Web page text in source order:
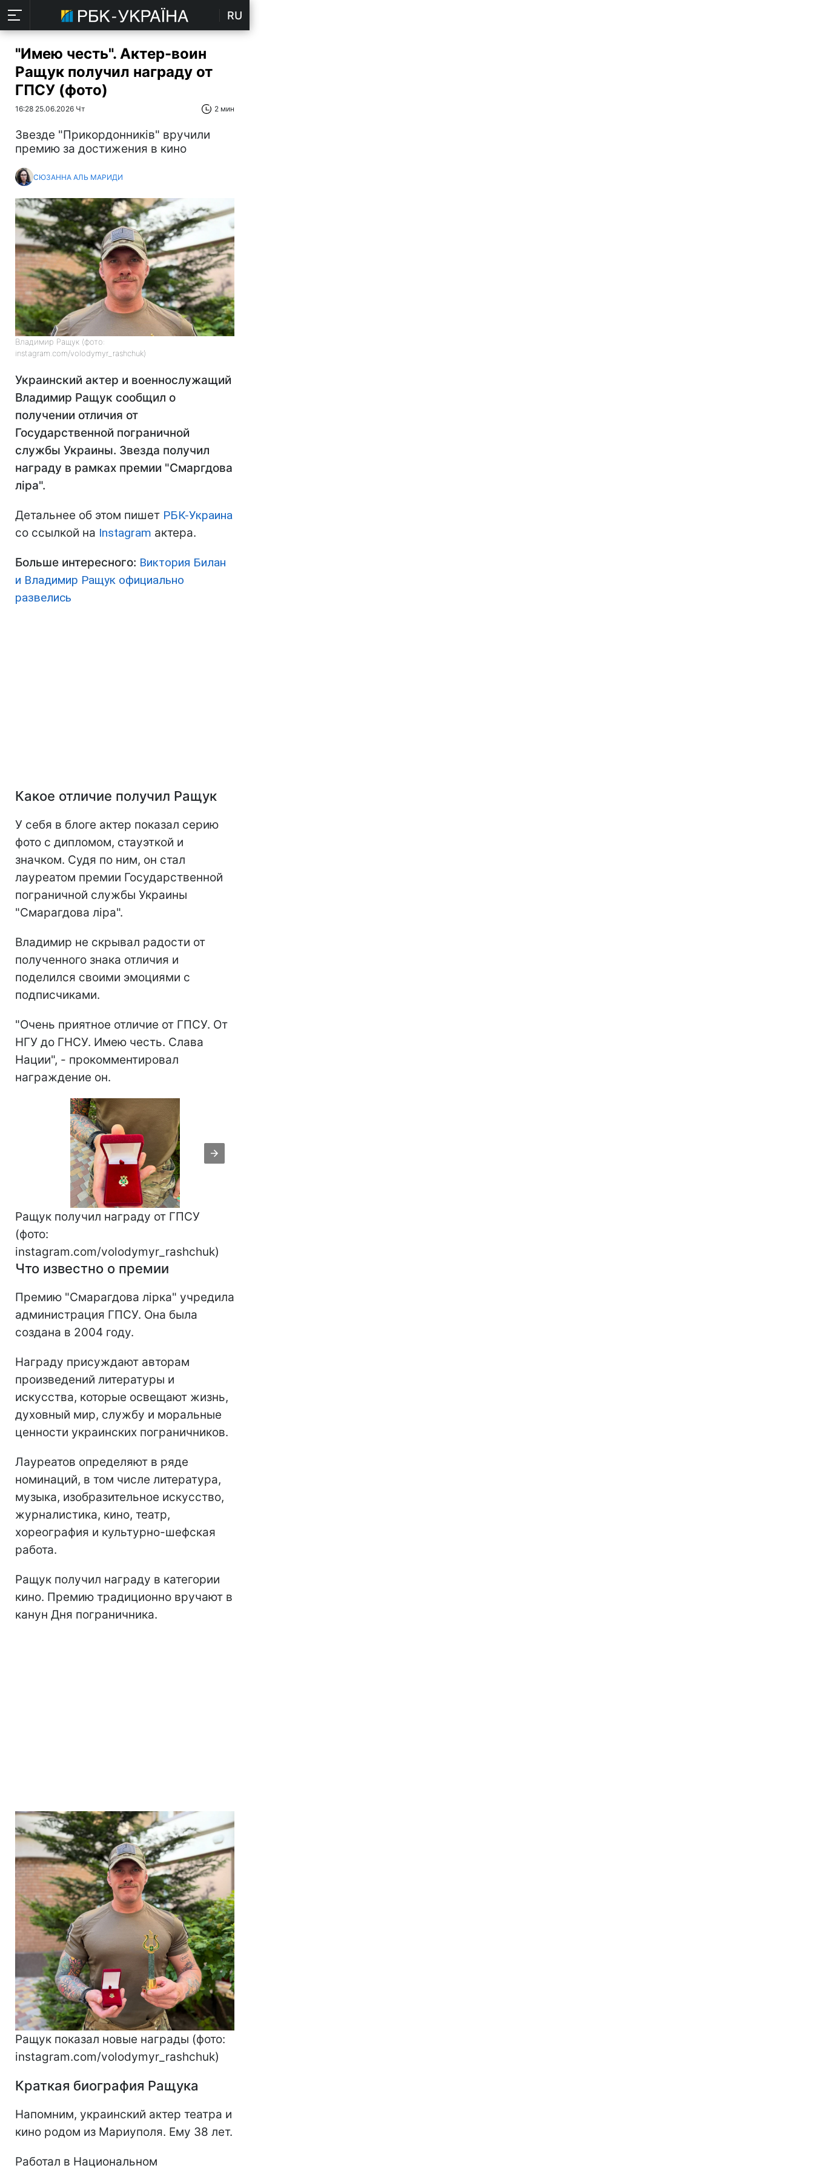
RU
"Имею честь". Актер-воин
Ращук получил награду от
ГПСУ (фото)
16:28 25.06.2026 Чт 2 мин
Звезде "Прикордонників" вручили
премию за достижения в кино
СЮЗАННА АЛЬ МАРИДИ
Владимир Ращук (фото:
instagram.com/volodymyr_rashchuk)
Украинский актер и военнослужащий
Владимир Ращук сообщил о
получении отличия от
Государственной пограничной
службы Украины. Звезда получил
награду в рамках премии "Смаргдова
ліра".
Детальнее об этом пишет РБК-Украина
со ссылкой на Instagram актера.
Больше интересного: Виктория Билан
и Владимир Ращук официально
развелись
Какое отличие получил Ращук
У себя в блоге актер показал серию
фото с дипломом, стауэткой и
значком. Судя по ним, он стал
лауреатом премии Государственной
пограничной службы Украины
"Смарагдова ліра".
Владимир не скрывал радости от
полученного знака отличия и
поделился своими эмоциями с
подписчиками.
"Очень приятное отличие от ГПСУ. От
НГУ до ГНСУ. Имею честь. Слава
Нации", - прокомментировал
награждение он.
Ращук получил награду от ГПСУ
(фото:
instagram.com/volodymyr_rashchuk)
Что известно о премии
Премию "Смарагдова лірка" учредила
администрация ГПСУ. Она была
создана в 2004 году.
Награду присуждают авторам
произведений литературы и
искусства, которые освещают жизнь,
духовный мир, службу и моральные
ценности украинских пограничников.
Лауреатов определяют в ряде
номинаций, в том числе литература,
музыка, изобразительное искусство,
журналистика, кино, театр,
хореография и культурно-шефская
работа.
Ращук получил награду в категории
кино. Премию традиционно вручают в
канун Дня пограничника.
Ращук показал новые награды (фото:
instagram.com/volodymyr_rashchuk)
Краткая биография Ращука
Напомним, украинский актер театра и
кино родом из Мариуполя. Ему 38 лет.
Работал в Национальном